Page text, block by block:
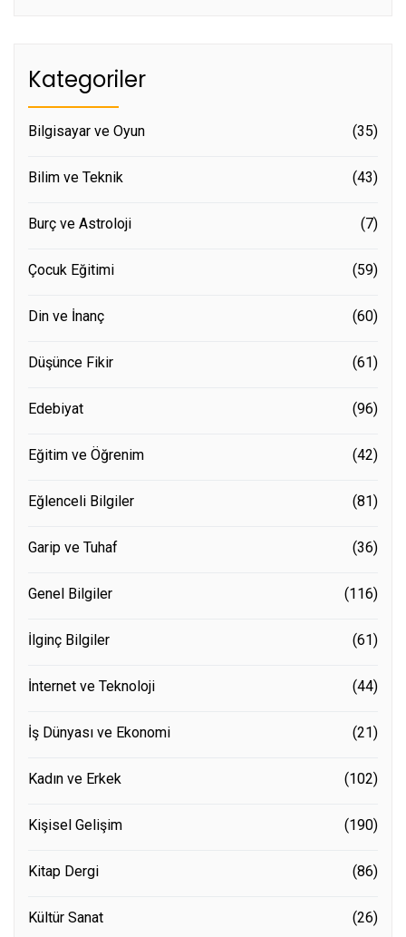
Kategoriler
Bilgisayar ve Oyun (35)
Bilim ve Teknik (43)
Burç ve Astroloji (7)
Çocuk Eğitimi (59)
Din ve İnanç (60)
Düşünce Fikir (61)
Edebiyat (96)
Eğitim ve Öğrenim (42)
Eğlenceli Bilgiler (81)
Garip ve Tuhaf (36)
Genel Bilgiler (116)
İlginç Bilgiler (61)
İnternet ve Teknoloji (44)
İş Dünyası ve Ekonomi (21)
Kadın ve Erkek (102)
Kişisel Gelişim (190)
Kitap Dergi (86)
Kültür Sanat (26)